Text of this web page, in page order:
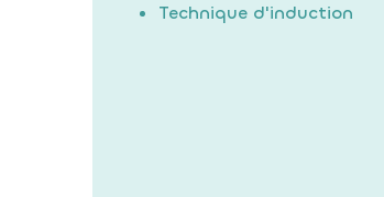
Technique d'induction